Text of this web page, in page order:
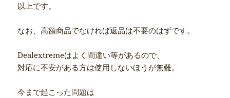
以上です。
なお、高額商品でなければ返品は不要のはずです。
Dealextremeはよく間違い等があるので、
対応に不安がある方は使用しないほうが無難。
今まで起こった問題は